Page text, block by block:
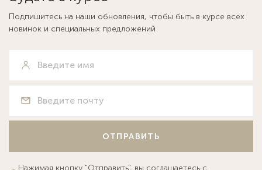
Подпишитесь на наши обновления, чтобы быть в курсе всех
новинок и специальных предложений
ОТПРАВИТЬ
Нажимая кнопку "Отправить", вы соглашаетесь с